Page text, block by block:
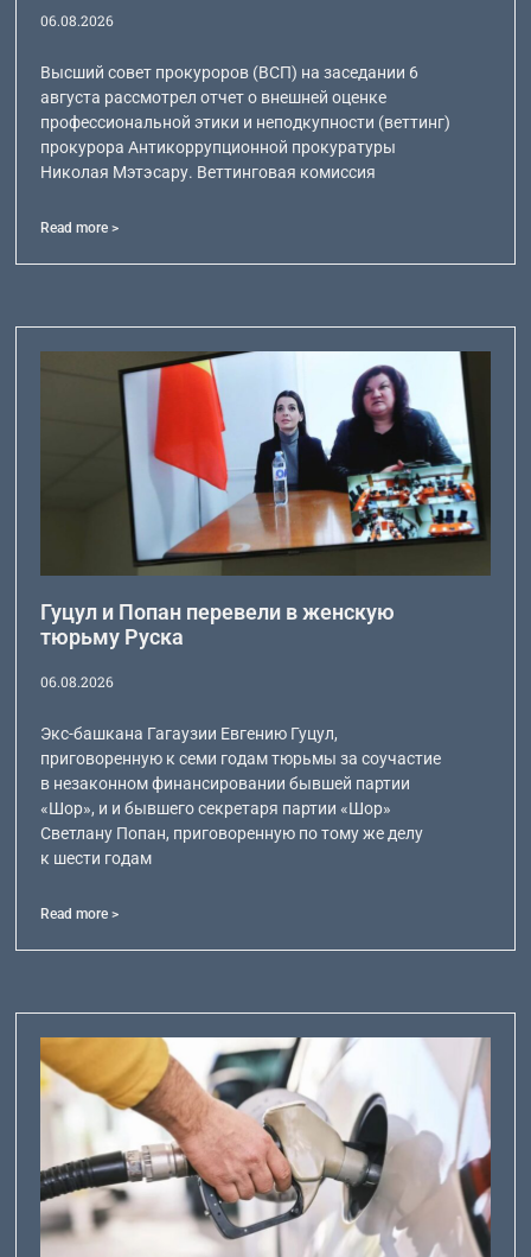
06.08.2026
Высший совет прокуроров (ВСП) на заседании 6
августа рассмотрел отчет о внешней оценке
профессиональной этики и неподкупности (веттинг)
прокурора Антикоррупционной прокуратуры
Николая Мэтэсару. Веттинговая комиссия
Read more >
Гуцул и Попан перевели в женскую
тюрьму Руска
06.08.2026
Экс-башкана Гагаузии Евгению Гуцул,
приговоренную к семи годам тюрьмы за соучастие
в незаконном финансировании бывшей партии
«Шор», и и бывшего секретаря партии «Шор»
Светлану Попан, приговоренную по тому же делу
к шести годам
Read more >